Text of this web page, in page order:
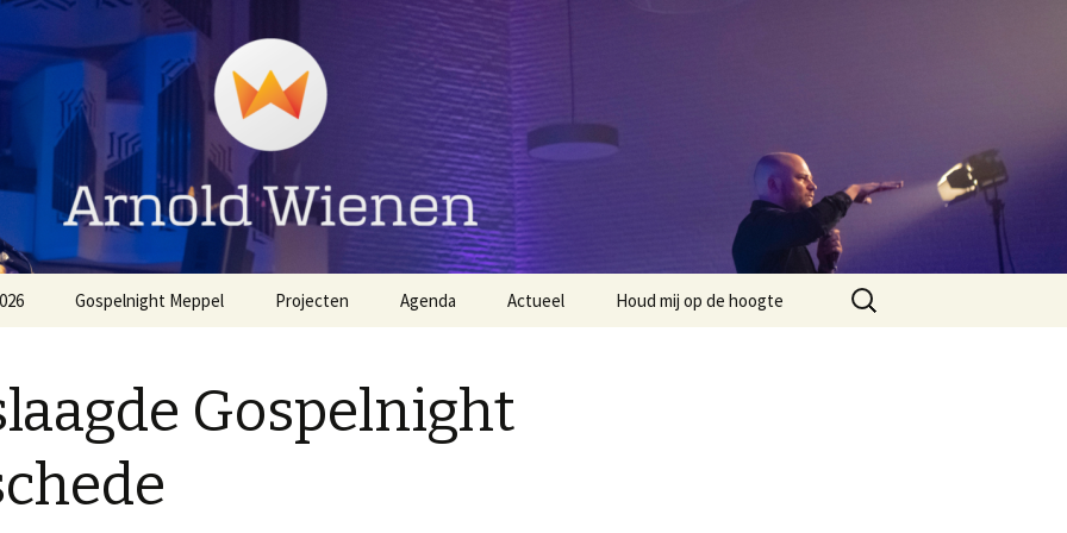
Gospelnight Meppel
Voorwaarden
Gospelnight Meppel
Projecten
Gospelnight Hardenberg
Agenda Actueel Houd mij op de hoogte
Zoeken
naar:
Gospelnight